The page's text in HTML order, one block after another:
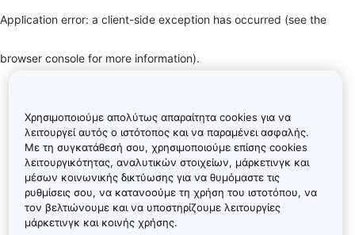
Application error: a client-side exception has occurred (see the
browser console for more information).
Χρησιμοποιούμε απολύτως απαραίτητα cookies για να
λειτουργεί αυτός ο ιστότοπος και να παραμένει ασφαλής.
Με τη συγκατάθεσή σου, χρησιμοποιούμε επίσης cookies
λειτουργικότητας, αναλυτικών στοιχείων, μάρκετινγκ και
μέσων κοινωνικής δικτύωσης για να θυμόμαστε τις
ρυθμίσεις σου, να κατανοούμε τη χρήση του ιστοτόπου, να
τον βελτιώνουμε και να υποστηρίζουμε λειτουργίες
μάρκετινγκ και κοινής χρήσης.